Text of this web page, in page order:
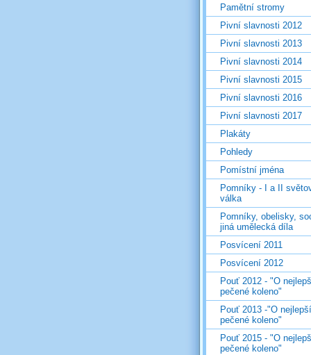
Pamětní stromy
Pivní slavnosti 2012
Pivní slavnosti 2013
Pivní slavnosti 2014
Pivní slavnosti 2015
Pivní slavnosti 2016
Pivní slavnosti 2017
Plakáty
Pohledy
Pomístní jména
Pomníky - I a II
válka
Pomníky, obelisky,
jiná umělecká díla
Posvícení 2011
Posvícení 2012
Pouť 2012 - "O
pečené koleno"
Pouť 2013 -"O nejlepší
pečené koleno"
Pouť 2015 - "O
pečené koleno"